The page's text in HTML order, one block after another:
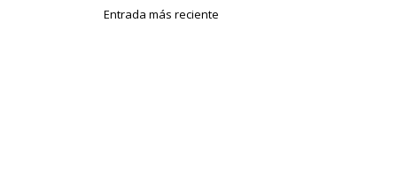
Entrada más reciente